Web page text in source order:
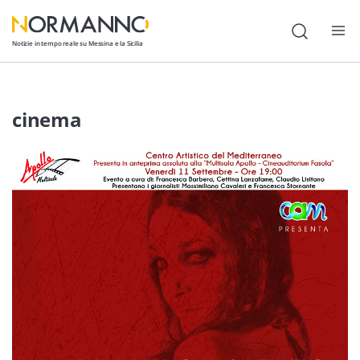
Notizie in tempo reale su Messina e la Sicilia
Politica
Cultura
Lavoro
Società
Economia
Sport
cinema